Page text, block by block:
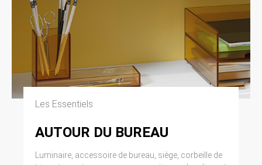
Les Essentiels
AUTOUR DU BUREAU
Luminaire, accessoire de bureau, siège, corbeille de
9. DROIT APPLICABLE ET
ATTRIBUTION DE
JURIDICTION.
Tout litige en relation avec l’utilisation du site
https://clen.fr est soumis au droit français. Il est
fait attribution exclusive de juridiction aux
10. LES PRINCIPALES LOIS
CONCERNÉES.
Loi n° 78-17 du 6 janvier 1978, notamment